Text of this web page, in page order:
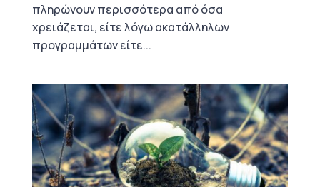
πληρώνουν περισσότερα από όσα
χρειάζεται, είτε λόγω ακατάλληλων
προγραμμάτων είτε...